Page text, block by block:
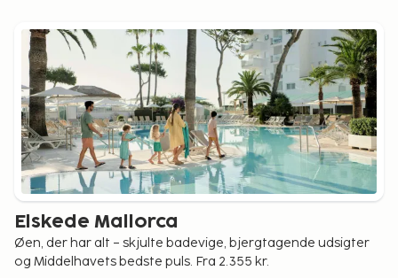
Elskede Mallorca
Øen, der har alt – skjulte badevige, bjergtagende udsigter
og Middelhavets bedste puls. Fra 2.355 kr.